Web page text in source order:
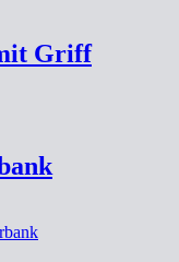
Griff